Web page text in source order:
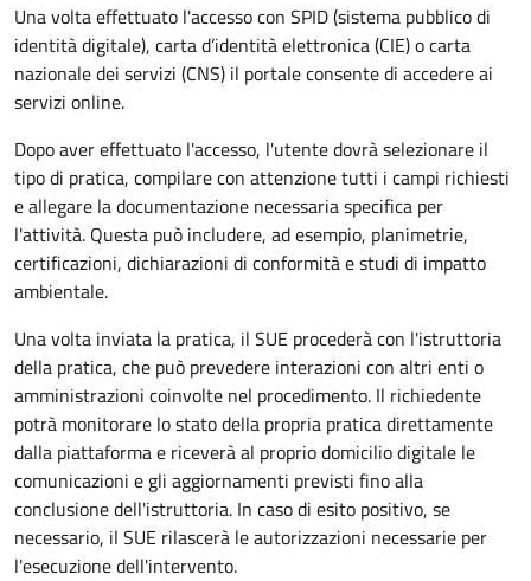
Una volta effettuato l'accesso con SPID (sistema pubblico di
identità digitale), carta d’identità elettronica (CIE) o carta
nazionale dei servizi (CNS) il portale consente di accedere ai
servizi online.
Dopo aver effettuato l'accesso, l'utente dovrà selezionare il
tipo di pratica, compilare con attenzione tutti i campi richiesti
e allegare la documentazione necessaria specifica per
l'attività. Questa può includere, ad esempio, planimetrie,
certificazioni, dichiarazioni di conformità e studi di impatto
ambientale.
Una volta inviata la pratica, il SUE procederà con l'istruttoria
della pratica, che può prevedere interazioni con altri enti o
amministrazioni coinvolte nel procedimento. Il richiedente
potrà monitorare lo stato della propria pratica direttamente
dalla piattaforma e riceverà al proprio domicilio digitale le
comunicazioni e gli aggiornamenti previsti fino alla
conclusione dell'istruttoria. In caso di esito positivo, se
necessario, il SUE rilascerà le autorizzazioni necessarie per
l'esecuzione dell'intervento.